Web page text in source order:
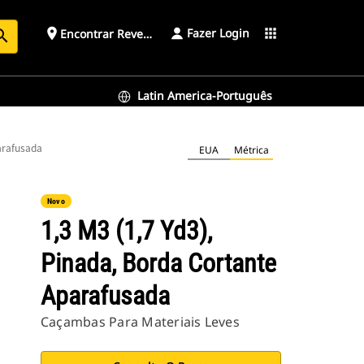
place Encontrar Revendedor Fazer Login apps
Latin America-Português
EUA Métrica
Novo
1,3 M3 (1,7 Yd3),
Pinada, Borda Cortante
Aparafusada
Caçambas Para Materiais Leves